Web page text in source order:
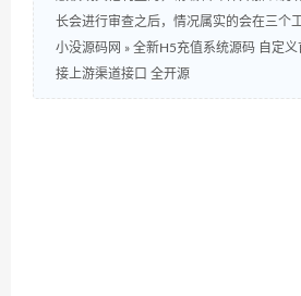
长会进行审查之后，情况属实的会在三个
小没源码网 » 全新H5充值系统源码 自定
接上游渠道接口 全开源